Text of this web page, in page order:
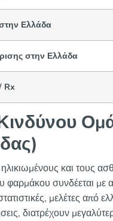
Ελλάδα
στην Ελλάδα
Rx
και τους
συνδέεται με
μελέτες από
διατρέχουν